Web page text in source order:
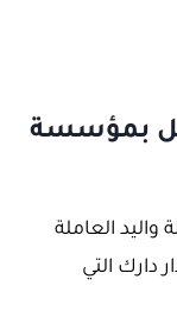
بمؤسسة
العاملة
دارك التي